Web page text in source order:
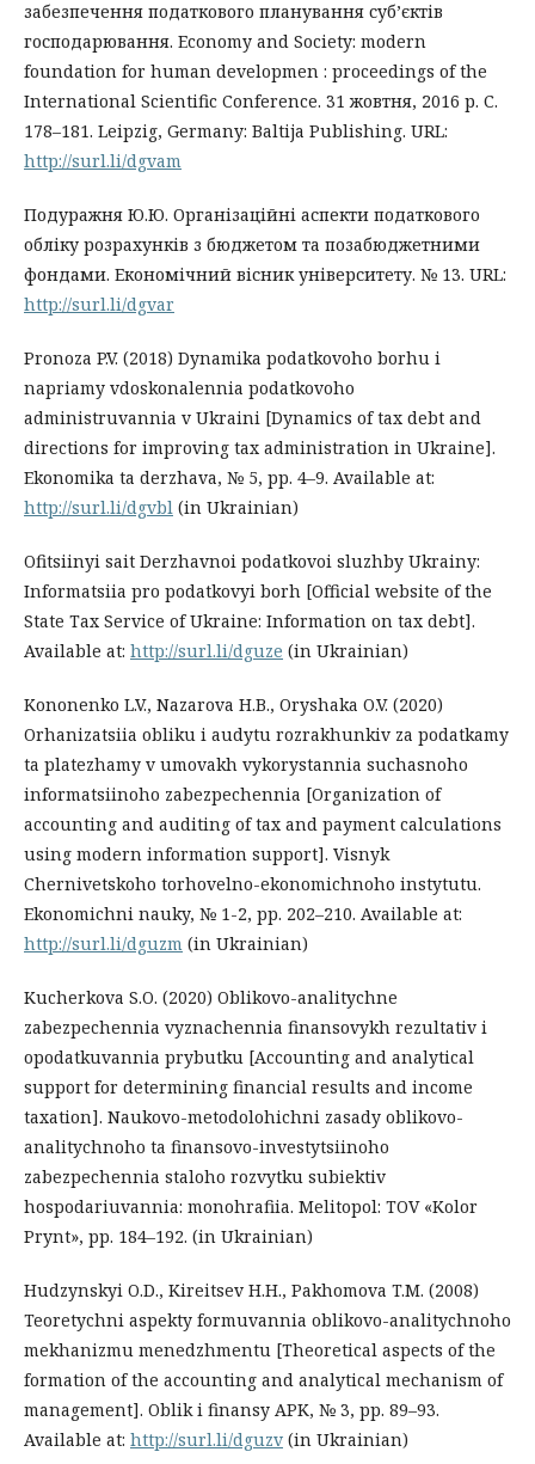
забезпечення податкового планування суб’єктів
господарювання. Economy and Society: modern
foundation for human developmen : proceedings of the
International Scientific Conference. 31 жовтня, 2016 р. С.
178–181. Leipzig, Germany: Baltija Publishing. URL:
http://surl.li/dgvam
Подуражня Ю.Ю. Організаційні аспекти податкового
обліку розрахунків з бюджетом та позабюджетними
фондами. Економічний вісник університету. № 13. URL:
http://surl.li/dgvar
Pronoza P.V. (2018) Dynamika podatkovoho borhu i
napriamy vdoskonalennia podatkovoho
administruvannia v Ukraini [Dynamics of tax debt and
directions for improving tax administration in Ukraine].
Ekonomika ta derzhava, № 5, pp. 4–9. Available at:
http://surl.li/dgvbl (in Ukrainian)
Ofitsiinyi sait Derzhavnoi podatkovoi sluzhby Ukrainy:
Informatsiia pro podatkovyi borh [Official website of the
State Tax Service of Ukraine: Information on tax debt].
Available at: http://surl.li/dguze (in Ukrainian)
Kononenko L.V., Nazarova H.B., Oryshaka O.V. (2020)
Orhanizatsiia obliku i audytu rozrakhunkiv za podatkamy
ta platezhamy v umovakh vykorystannia suchasnoho
informatsiinoho zabezpechennia [Organization of
accounting and auditing of tax and payment calculations
using modern information support]. Visnyk
Chernivetskoho torhovelno-ekonomichnoho instytutu.
Ekonomichni nauky, № 1-2, pp. 202–210. Available at:
http://surl.li/dguzm (in Ukrainian)
Kucherkova S.O. (2020) Oblikovo-analitychne
zabezpechennia vyznachennia finansovykh rezultativ i
opodatkuvannia prybutku [Accounting and analytical
support for determining financial results and income
taxation]. Naukovo-metodolohichni zasady oblikovo-
analitychnoho ta finansovo-investytsiinoho
zabezpechennia staloho rozvytku subiektiv
hospodariuvannia: monohrafiia. Melitopol: TOV «Kolor
Prynt», pp. 184–192. (in Ukrainian)
Hudzynskyi O.D., Kireitsev H.H., Pakhomova T.M. (2008)
Teoretychni aspekty formuvannia oblikovo-analitychnoho
mekhanizmu menedzhmentu [Theoretical aspects of the
formation of the accounting and analytical mechanism of
management]. Oblik i finansy APK, № 3, pp. 89–93.
Available at: http://surl.li/dguzv (in Ukrainian)